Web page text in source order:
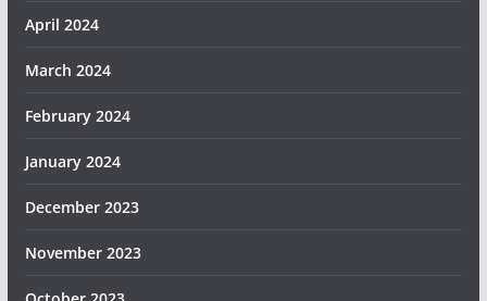
April 2024
March 2024
February 2024
January 2024
December 2023
November 2023